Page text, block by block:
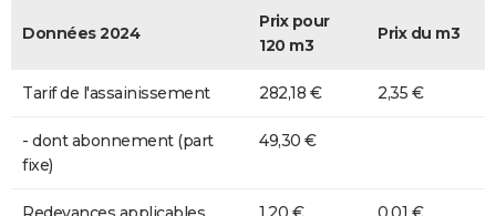
Données 2024
Prix pour
120 m3
Prix du m3
Tarif de l'assainissement 282,18 € 2,35 €
- dont abonnement (part
fixe)
49,30 €